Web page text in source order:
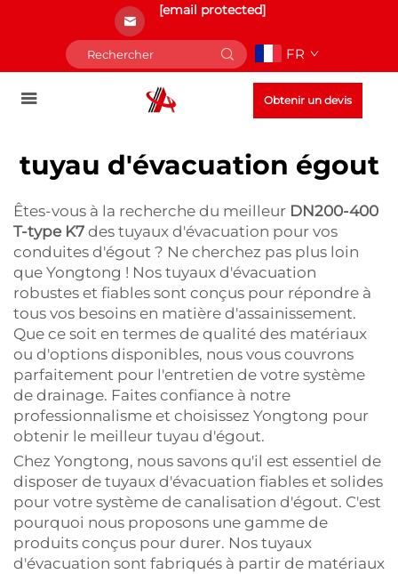
[email protected]
FR
Obtenir un devis
tuyau d'évacuation égout
Êtes-vous à la recherche du meilleur DN200-400
T-type K7 des tuyaux d'évacuation pour vos
conduites d'égout ? Ne cherchez pas plus loin
que Yongtong ! Nos tuyaux d'évacuation
robustes et fiables sont conçus pour répondre à
tous vos besoins en matière d'assainissement.
Que ce soit en termes de qualité des matériaux
ou d'options disponibles, nous vous couvrons
parfaitement pour l'entretien de votre système
de drainage. Faites confiance à notre
professionnalisme et choisissez Yongtong pour
obtenir le meilleur tuyau d'égout.
Chez Yongtong, nous savons qu'il est essentiel de
disposer de tuyaux d'évacuation fiables et solides
pour votre système de canalisation d'égout. C'est
pourquoi nous proposons une gamme de
produits conçus pour durer. Nos tuyaux
d'évacuation sont fabriqués à partir de matériaux